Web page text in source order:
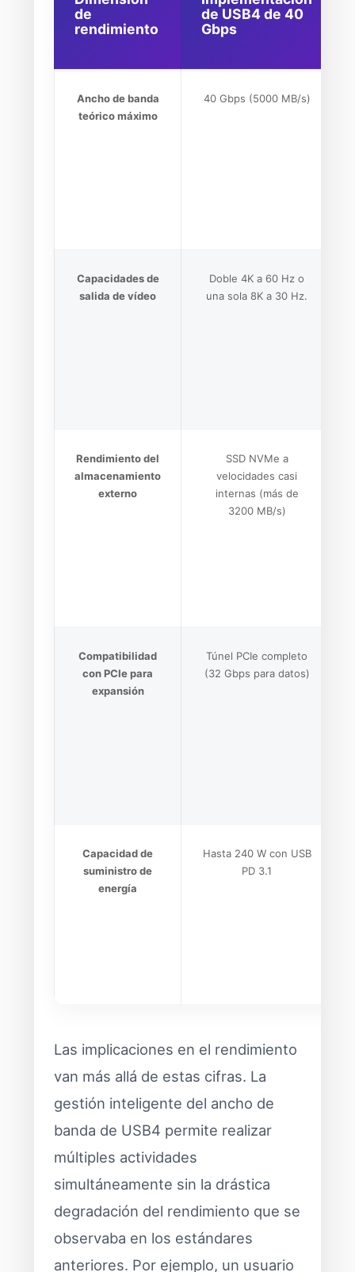
de
rendimiento
de USB4 de 40
Gbps
Ancho de banda
teórico máximo
40 Gbps (5000 MB/s)
Capacidades de
salida de vídeo
Doble 4K a 60 Hz o
una sola 8K a 30 Hz.
Rendimiento del
almacenamiento
externo
SSD NVMe a
velocidades casi
internas (más de
3200 MB/s)
Compatibilidad
con PCIe para
expansión
Túnel PCIe completo
(32 Gbps para datos)
Capacidad de
suministro de
energía
Hasta 240 W con USB
PD 3.1
Las implicaciones en el rendimiento
van más allá de estas cifras. La
gestión inteligente del ancho de
banda de USB4 permite realizar
múltiples actividades
simultáneamente sin la drástica
degradación del rendimiento que se
observaba en los estándares
anteriores. Por ejemplo, un usuario